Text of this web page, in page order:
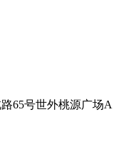
65号世外桃源广场A